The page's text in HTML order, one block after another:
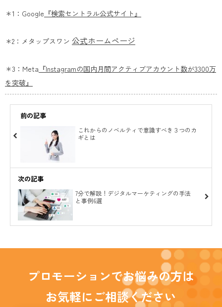
＊1：Google 『検索セントラル公式サイト』
＊2：メタップスワン 公式ホームページ
＊3：Meta 『Instagramの国内月間アクティブアカウント数が3300万
を突破』
前の記事
これからのノベルティで意識すべき３つのカ
ギとは
次の記事
7分で解説！デジタルマーケティングの手法
と事例6選
プロモーションでお悩みの方は
お気軽にご相談ください